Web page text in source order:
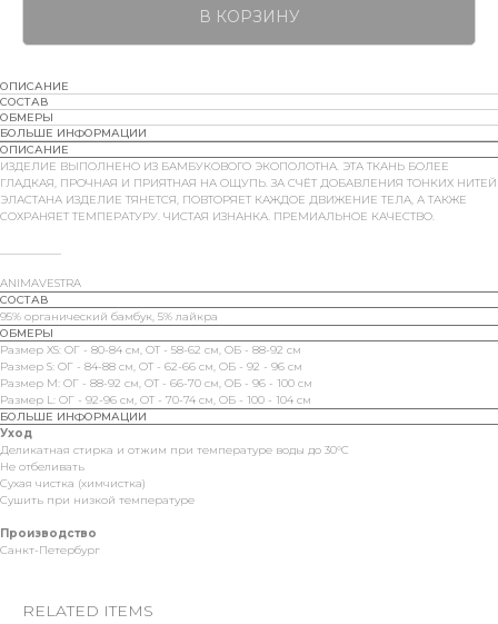
В КОРЗИНУ
ОПИСАНИЕ
СОСТАВ
ОБМЕРЫ
БОЛЬШЕ ИНФОРМАЦИИ
ОПИСАНИЕ
ИЗДЕЛИЕ ВЫПОЛНЕНО ИЗ БАМБУКОВОГО ЭКОПОЛОТНА. ЭТА ТКАНЬ БОЛЕЕ
ГЛАДКАЯ, ПРОЧНАЯ И ПРИЯТНАЯ НА ОЩУПЬ. ЗА СЧЁТ ДОБАВЛЕНИЯ ТОНКИХ НИТЕЙ
ЭЛАСТАНА ИЗДЕЛИЕ ТЯНЕТСЯ, ПОВТОРЯЕТ КАЖДОЕ ДВИЖЕНИЕ ТЕЛА, А ТАКЖЕ
СОХРАНЯЕТ ТЕМПЕРАТУРУ. ЧИСТАЯ ИЗНАНКА. ПРЕМИАЛЬНОЕ КАЧЕСТВО.
ANIMAVESTRA
СОСТАВ
95% органический бамбук, 5% лайкра
ОБМЕРЫ
Размер XS: ОГ - 80-84 см, ОТ - 58-62 см, ОБ - 88-92 см
Размер S: ОГ - 84-88 см, ОТ - 62-66 см, ОБ - 92 - 96 см
Размер M: ОГ - 88-92 см, ОТ - 66-70 см, ОБ - 96 - 100 см
Размер L: ОГ - 92-96 см, ОТ - 70-74 см, ОБ - 100 - 104 см
БОЛЬШЕ ИНФОРМАЦИИ
Уход
Деликатная стирка и отжим при температуре воды до 30°C
Не отбеливать
Сухая чистка (химчистка)
Сушить при низкой температуре
Производство
Санкт-Петербург
RELATED ITEMS